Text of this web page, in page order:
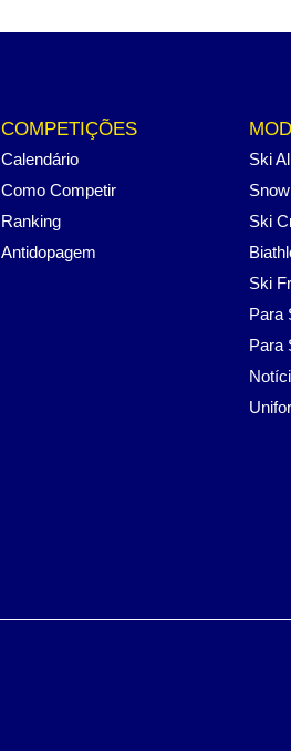
COMPETIÇÕES
Calendário
Como Competir
Ranking
Antidopagem
Ski
Ski
Ski
Para
Para